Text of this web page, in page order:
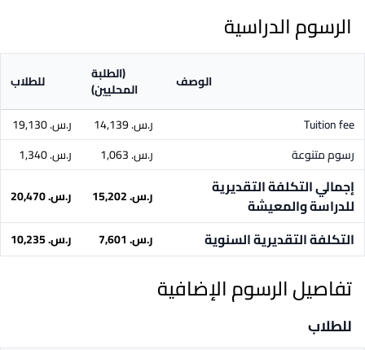
الرسوم الدراسية
الوصف (الطلبة
المحليين) للطلاب
Tuition fee ر.س.‏ 14,139
ر.س.‏ 19,130
رسوم متنوعة
ر.س.‏ 1,063 ر.س.‏ 1,340
إجمالي التكلفة التقديرية
للدراسة والمعيشة
ر.س.‏ 15,202 ر.س.‏ 20,470
التكلفة التقديرية السنوية ر.س.‏ 7,601 ر.س.‏ 10,235
تفاصيل الرسوم الإضافية
للطلاب